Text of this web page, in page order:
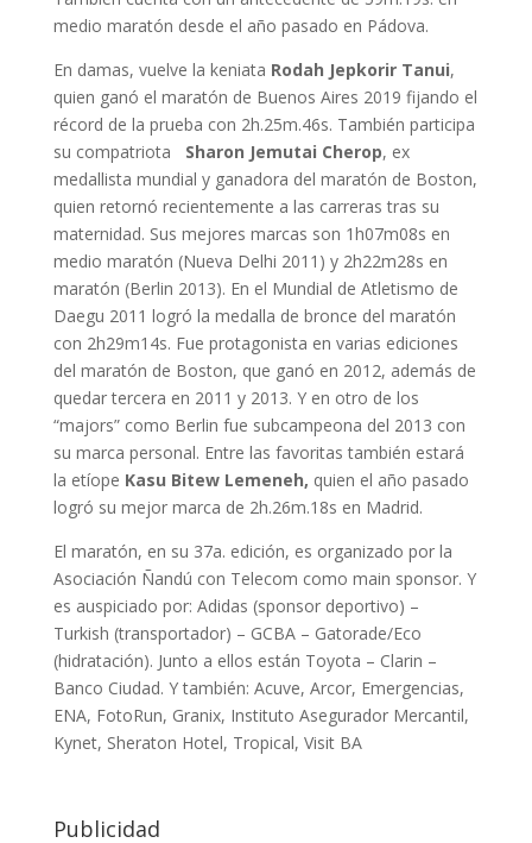
medio maratón desde el año pasado en Pádova.
En damas, vuelve la keniata Rodah Jepkorir Tanui,
quien ganó el maratón de Buenos Aires 2019 fijando el
récord de la prueba con 2h.25m.46s. También participa
su compatriota Sharon Jemutai Cherop, ex
medallista mundial y ganadora del maratón de Boston,
quien retornó recientemente a las carreras tras su
maternidad. Sus mejores marcas son 1h07m08s en
medio maratón (Nueva Delhi 2011) y 2h22m28s en
maratón (Berlin 2013). En el Mundial de Atletismo de
Daegu 2011 logró la medalla de bronce del maratón
con 2h29m14s. Fue protagonista en varias ediciones
del maratón de Boston, que ganó en 2012, además de
quedar tercera en 2011 y 2013. Y en otro de los
“majors” como Berlin fue subcampeona del 2013 con
su marca personal. Entre las favoritas también estará
la etíope Kasu Bitew Lemeneh, quien el año pasado
logró su mejor marca de 2h.26m.18s en Madrid.
El maratón, en su 37a. edición, es organizado por la
Asociación Ñandú con Telecom como main sponsor. Y
es auspiciado por: Adidas (sponsor deportivo) –
Turkish (transportador) – GCBA – Gatorade/Eco
(hidratación). Junto a ellos están Toyota – Clarin –
Banco Ciudad. Y también: Acuve, Arcor, Emergencias,
ENA, FotoRun, Granix, Instituto Asegurador Mercantil,
Kynet, Sheraton Hotel, Tropical, Visit BA
Publicidad